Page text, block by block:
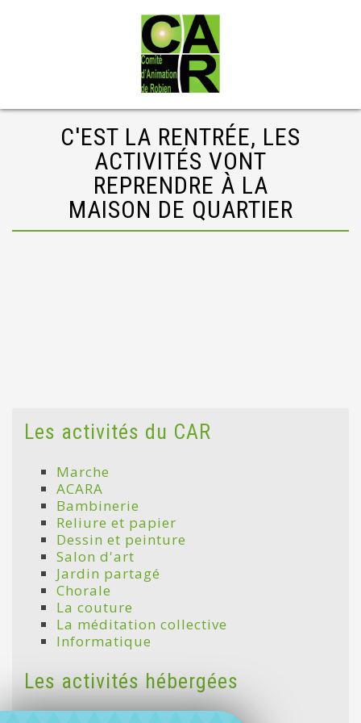
C'EST LA RENTRÉE, LES
ACTIVITÉS VONT
REPRENDRE À LA
MAISON DE QUARTIER
Les activités du CAR
Marche
ACARA
Bambinerie
Reliure et papier
Dessin et peinture
Salon d'art
Jardin partagé
Chorale
La couture
La méditation collective
Informatique
Les activités hébergées